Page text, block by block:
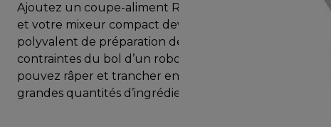
Ajoutez un coupe-aliment Roto à votre Prospero+
et votre mixeur compact devient un appareil
polyvalent de préparation des aliments. Libéré des
contraintes du bol d’un robot traditionnel, vous
pouvez râper et trancher en continu de plus
grandes quantités d’ingrédients.